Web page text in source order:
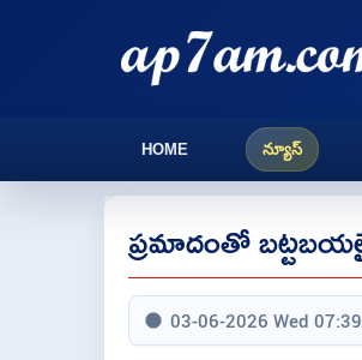
HOME న్యూస్
ప్రమాదంతో
03-06-2026 Wed 07:39